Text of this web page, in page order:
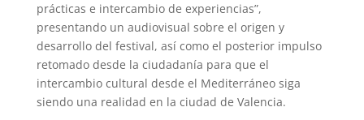
prácticas e intercambio de experiencias”,
presentando un audiovisual sobre el origen y
desarrollo del festival, así como el posterior impulso
retomado desde la ciudadanía para que el
intercambio cultural desde el Mediterráneo siga
siendo una realidad en la ciudad de Valencia.